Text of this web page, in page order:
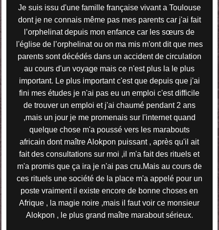
Je suis issu d'une famille française vivant a Toulouse
dont je ne connais même pas mes parents car j'ai fait
l’orphelinat depuis mon enfance car les sœurs de
l'église de l’orphelinat ou on ma mis m'ont dit que mes
parents sont décédés dans un accident de circulation
au cours d'un voyage mais ce n'est plus la le plus
important. Le plus important c'est que depuis que j'ai
fini mes études je n'ai pas eu un emploi c'est difficile
de trouver un emploi et j'ai chaumé pendant 2 ans
,mais un jour je me promenais sur l'internet quand
quelque chose m'a poussé vers les marabouts
africain dont maître Alokpon puissant , après qu'il ait
fait des consultations sur moi ,il m'a fait des rituels et
m'a promis que ça ira je n'ai pas cru.Mais au cours de
ces rituels une société de la place m'a appelé pour un
poste vraiment il existe encore de bonne choses en
Afrique , la magie noire ,mais il faut voir ce monsieur
Alokpon , le plus grand maître marabout sérieux.